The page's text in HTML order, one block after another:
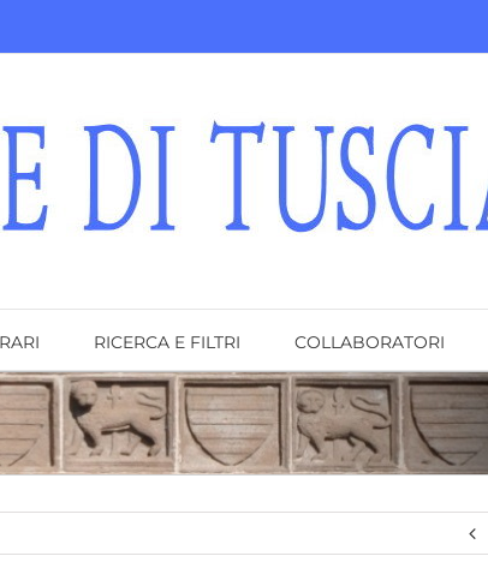
RICERCA E FILTRI COLLABORATORI